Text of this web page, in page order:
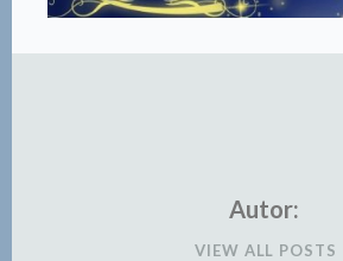
Autor:
VIEW ALL POSTS